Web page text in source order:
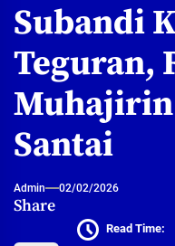
Subandi
Teguran,
Muhajirin
Santai
Admin 02/02/2026
Share
Read Time: